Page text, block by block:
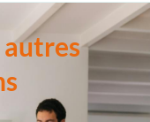
autres